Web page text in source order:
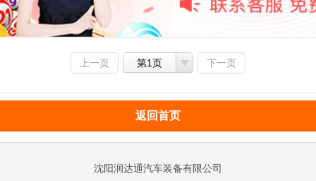
上一页 第1页 下一页
返回首页
沈阳润达通汽车装备有限公司